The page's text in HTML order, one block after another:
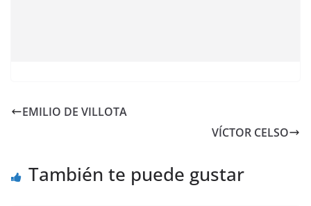
EMILIO DE VILLOTA
VÍCTOR CELSO
También te puede gustar